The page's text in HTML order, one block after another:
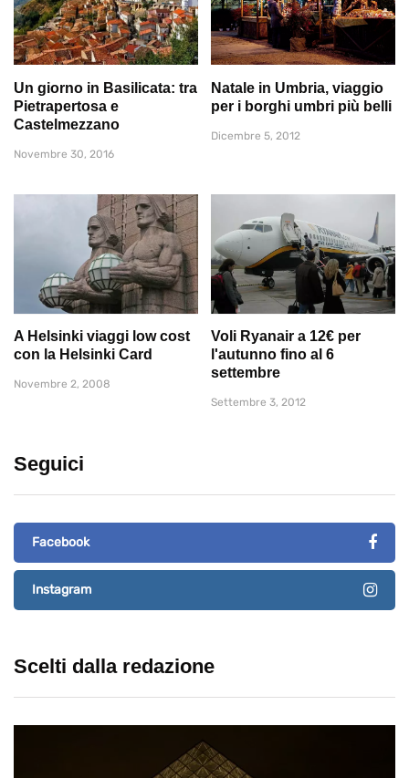
Un giorno in Basilicata: tra
Pietrapertosa e
Castelmezzano
Novembre 30, 2016
Natale in Umbria, viaggio
per i borghi umbri più belli
Dicembre 5, 2012
A Helsinki viaggi low cost
con la Helsinki Card
Novembre 2, 2008
Voli Ryanair a 12€ per
l'autunno fino al 6
settembre
Settembre 3, 2012
Seguici
Facebook
Instagram
Scelti dalla redazione